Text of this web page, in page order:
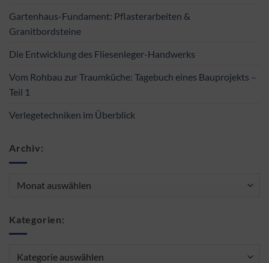
Gartenhaus-Fundament: Pflasterarbeiten &
Granitbordsteine
Die Entwicklung des Fliesenleger-Handwerks
Vom Rohbau zur Traumküche: Tagebuch eines Bauprojekts –
Teil 1
Verlegetechniken im Überblick
Archiv:
Kategorien: